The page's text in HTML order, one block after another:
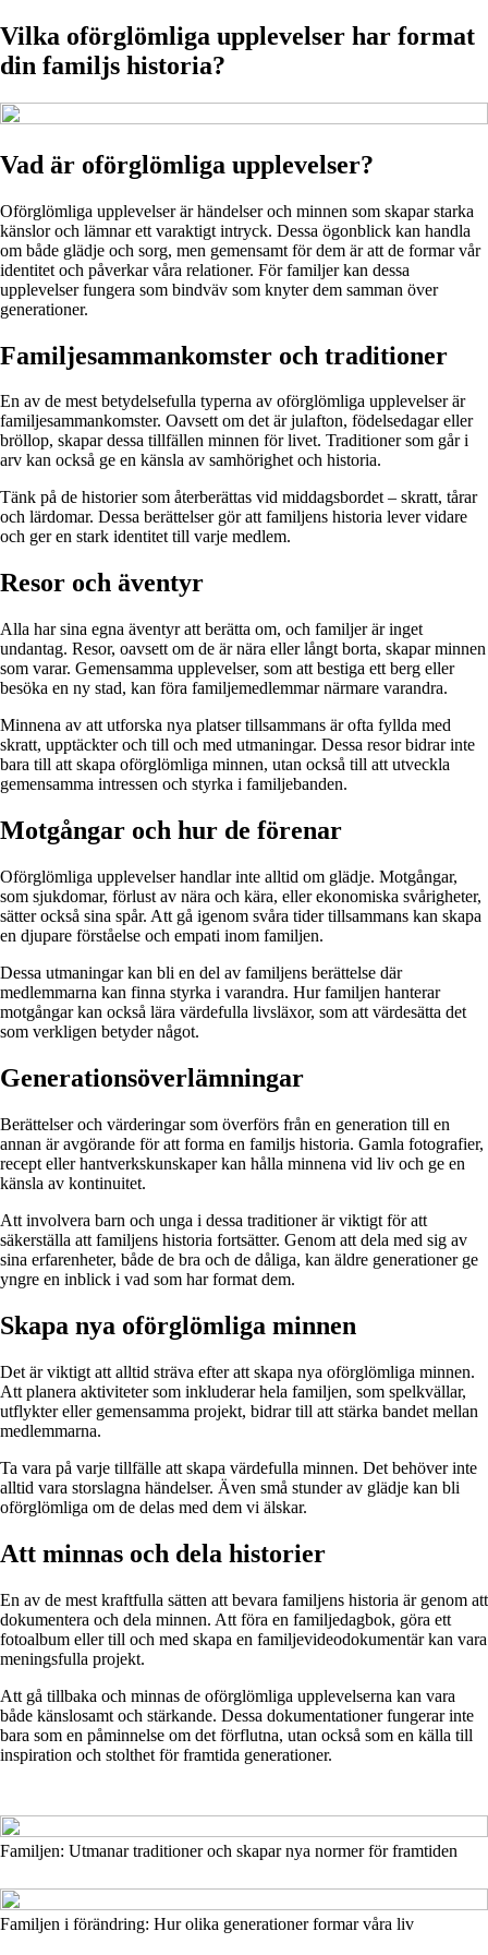
Vilka oförglömliga upplevelser har format
din familjs historia?
Vad är oförglömliga upplevelser?
Oförglömliga upplevelser är händelser och minnen som skapar starka
känslor och lämnar ett varaktigt intryck. Dessa ögonblick kan handla
om både glädje och sorg, men gemensamt för dem är att de formar vår
identitet och påverkar våra relationer. För familjer kan dessa
upplevelser fungera som bindväv som knyter dem samman över
generationer.
Familjesammankomster och traditioner
En av de mest betydelsefulla typerna av oförglömliga upplevelser är
familjesammankomster. Oavsett om det är julafton, födelsedagar eller
bröllop, skapar dessa tillfällen minnen för livet. Traditioner som går i
arv kan också ge en känsla av samhörighet och historia.
Tänk på de historier som återberättas vid middagsbordet – skratt, tårar
och lärdomar. Dessa berättelser gör att familjens historia lever vidare
och ger en stark identitet till varje medlem.
Resor och äventyr
Alla har sina egna äventyr att berätta om, och familjer är inget
undantag. Resor, oavsett om de är nära eller långt borta, skapar minnen
som varar. Gemensamma upplevelser, som att bestiga ett berg eller
besöka en ny stad, kan föra familjemedlemmar närmare varandra.
Minnena av att utforska nya platser tillsammans är ofta fyllda med
skratt, upptäckter och till och med utmaningar. Dessa resor bidrar inte
bara till att skapa oförglömliga minnen, utan också till att utveckla
gemensamma intressen och styrka i familjebanden.
Motgångar och hur de förenar
Oförglömliga upplevelser handlar inte alltid om glädje. Motgångar,
som sjukdomar, förlust av nära och kära, eller ekonomiska svårigheter,
sätter också sina spår. Att gå igenom svåra tider tillsammans kan skapa
en djupare förståelse och empati inom familjen.
Dessa utmaningar kan bli en del av familjens berättelse där
medlemmarna kan finna styrka i varandra. Hur familjen hanterar
motgångar kan också lära värdefulla livsläxor, som att värdesätta det
som verkligen betyder något.
Generationsöverlämningar
Berättelser och värderingar som överförs från en generation till en
annan är avgörande för att forma en familjs historia. Gamla fotografier,
recept eller hantverkskunskaper kan hålla minnena vid liv och ge en
känsla av kontinuitet.
Att involvera barn och unga i dessa traditioner är viktigt för att
säkerställa att familjens historia fortsätter. Genom att dela med sig av
sina erfarenheter, både de bra och de dåliga, kan äldre generationer ge
yngre en inblick i vad som har format dem.
Skapa nya oförglömliga minnen
Det är viktigt att alltid sträva efter att skapa nya oförglömliga minnen.
Att planera aktiviteter som inkluderar hela familjen, som spelkvällar,
utflykter eller gemensamma projekt, bidrar till att stärka bandet mellan
medlemmarna.
Ta vara på varje tillfälle att skapa värdefulla minnen. Det behöver inte
alltid vara storslagna händelser. Även små stunder av glädje kan bli
oförglömliga om de delas med dem vi älskar.
Att minnas och dela historier
En av de mest kraftfulla sätten att bevara familjens historia är genom att
dokumentera och dela minnen. Att föra en familjedagbok, göra ett
fotoalbum eller till och med skapa en familjevideodokumentär kan vara
meningsfulla projekt.
Att gå tillbaka och minnas de oförglömliga upplevelserna kan vara
både känslosamt och stärkande. Dessa dokumentationer fungerar inte
bara som en påminnelse om det förflutna, utan också som en källa till
inspiration och stolthet för framtida generationer.
Familjen: Utmanar traditioner och skapar nya normer för framtiden
Familjen i förändring: Hur olika generationer formar våra liv